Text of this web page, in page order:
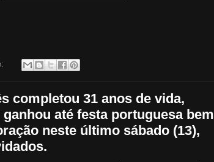
completou 31 anos de vida,
até festa portuguesa bem
neste último sábado (13),